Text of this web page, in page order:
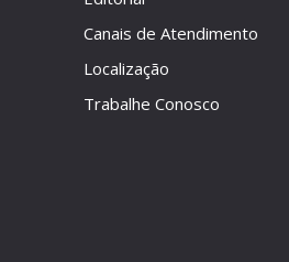
Canais de Atendimento
Localização
Trabalhe Conosco